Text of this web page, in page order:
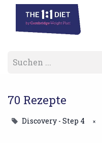
70 Rezepte
Discovery - Step 4 ×